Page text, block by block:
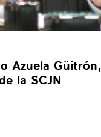
Azuela Güitrón,
la SCJN